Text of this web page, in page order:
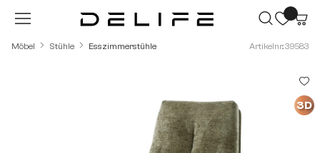
Zum Hauptinhalt springen
Möbel Stühle Esszimmerstühle Artikelnr.: 39583
3D